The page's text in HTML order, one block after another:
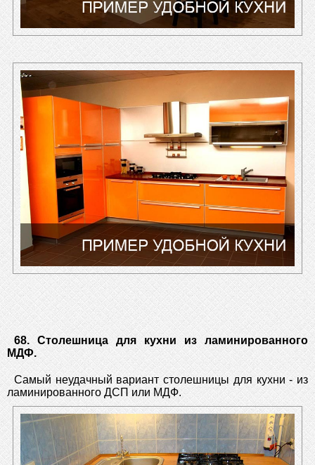
68. Столешница для кухни из ламинированного
МДФ.
Самый неудачный вариант столешницы для кухни - из
ламинированного ДСП или МДФ.